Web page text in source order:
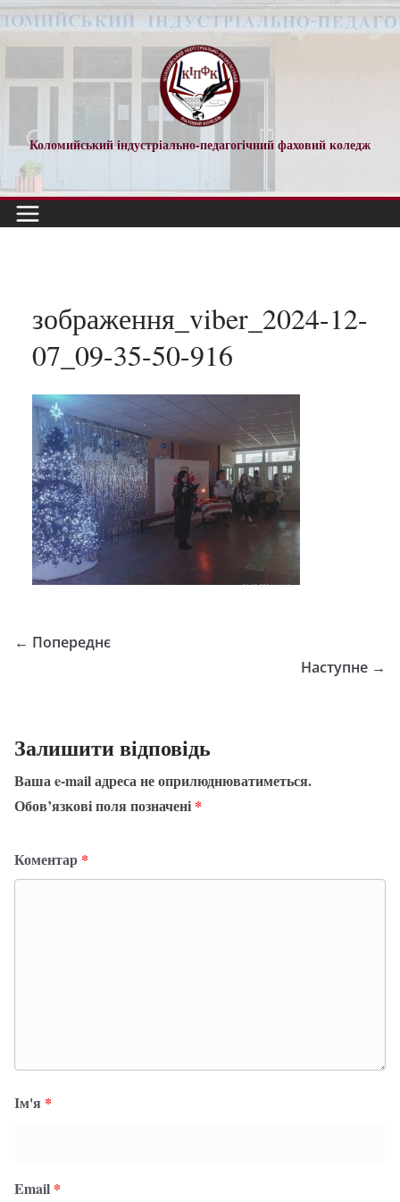
Перейти
до
Коломийський індустріально-педагогічний фаховий коледж
зображення_viber_2024-12-
07_09-35-50-916
← Попереднє
Наступне →
Залишити відповідь
Ваша e-mail адреса не оприлюднюватиметься.
Обов’язкові поля позначені *
Коментар *
Ім'я *
Email *